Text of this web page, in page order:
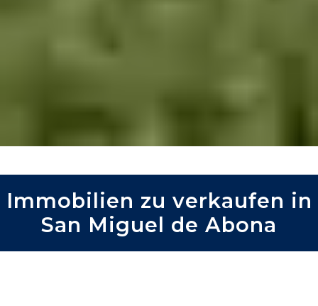
Immobilien zu verkaufen in
San Miguel de Abona